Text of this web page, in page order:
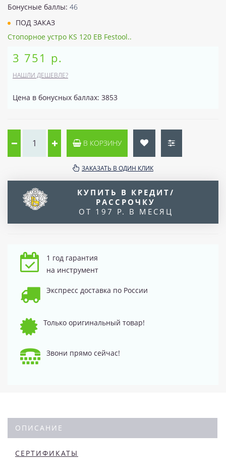
Бонусные баллы: 46
ПОД ЗАКАЗ
Стопорное устро KS 120 EB Festool..
3 751 р.
НАШЛИ ДЕШЕВЛЕ?
Цена в бонусных баллах: 3853
В КОРЗИНУ
ЗАКАЗАТЬ В ОДИН КЛИК
КУПИТЬ В КРЕДИТ/
РАССРОЧКУ
ОТ 197 Р. В МЕСЯЦ
1 год гарантия
на инструмент
Экспресс доставка по России
Только оригинальный товар!
Звони прямо сейчас!
ОПИСАНИЕ
СЕРТИФИКАТЫ